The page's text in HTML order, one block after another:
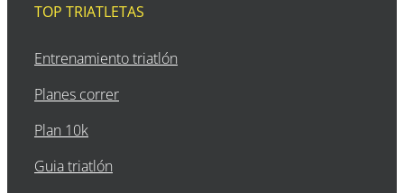
TOP TRIATLETAS
Entrenamiento triatlón
Planes correr
Plan 10k
Guia triatlón